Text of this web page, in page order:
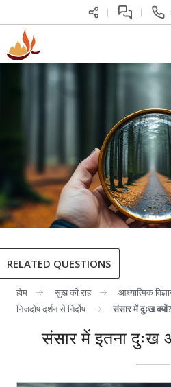
RELATED QUESTIONS
होम सुख की राह
आध्यात्मिक
निजदोष दर्शन से निर्दोष
संसार में दुःख क्यों?
संसार में इतना दुःख